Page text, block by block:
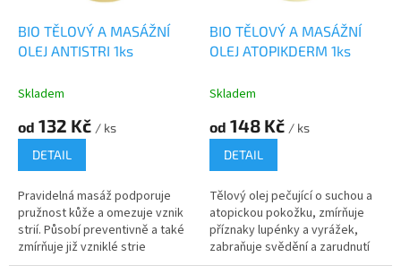
BIO TĚLOVÝ A MASÁŽNÍ
OLEJ ANTISTRI 1ks
Skladem
od 132 Kč / ks
DETAIL
Pravidelná masáž podporuje
pružnost kůže a omezuje vznik
strií. Působí preventivně a také
zmírňuje již vzniklé strie
BIO TĚLOVÝ A MASÁŽNÍ
OLEJ ATOPIKDERM 1ks
Skladem
od 148 Kč / ks
DETAIL
Tělový olej pečující o suchou a
atopickou pokožku, zmírňuje
příznaky lupénky a vyrážek,
zabraňuje svědění a zarudnutí
kůže